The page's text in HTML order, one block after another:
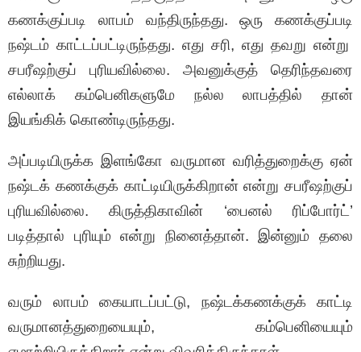
கணக்குப்படி லாபம் வந்திருந்தது. ஒரு கணக்குப்படி
நஷ்டம் காட்டப்பட்டிருந்தது. எது சரி, எது தவறு என்று
சபரீஷற்குப் புரியவில்லை. அவனுக்குத் தெரிந்தவரை
எல்லாக் கம்பெனிகளுமே நல்ல லாபத்தில் தான்
இயங்கிக் கொண்டிருந்தது.
அப்படியிருக்க இளங்கோ வருமான வரித்துறைக்கு ஏன்
நஷ்டக் கணக்குக் காட்டியிருக்கிறான் என்று சபரீஷற்குப்
புரியவில்லை. கிருத்திகாவின் ‘பைனல் ரிப்போர்ட்’
படித்தால் புரியும் என்று நினைத்தான். இன்னும் தலை
சுற்றியது.
வரும் லாபம் கையாடப்பட்டு, நஷ்டக்கணக்குக் காட்டி
வருமானத்துறையையும், கம்பெனியையும்